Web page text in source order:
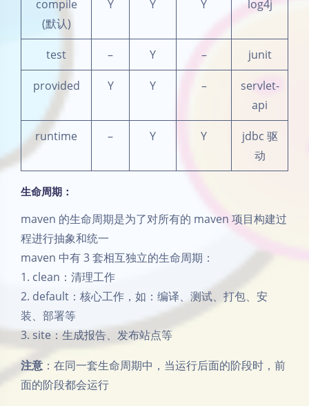
compile
(默认)
Y Y Y log4j
test – Y – junit
provided Y Y –
servlet-
api
runtime – Y Y
jdbc 驱
动
生命周期：
maven 的生命周期是为了对所有的 maven 项目构建过
程进行抽象和统一
maven 中有 3 套相互独立的生命周期：
1. clean：清理工作
2. default：核心工作，如：编译、测试、打包、安
装、部署等
3. site：生成报告、发布站点等
注意 ：在同一套生命周期中，当运行后面的阶段时，前
面的阶段都会运行